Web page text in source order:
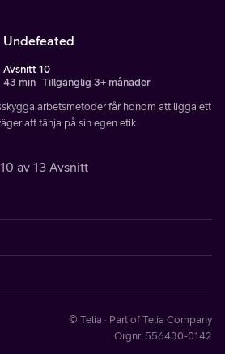
Undefeated
Avsnitt 10
43 min Tillgänglig 3+ månader
arbetsmetoder får honom att ligga ett
att tänja på sin egen etik.
10 av 13 Avsnitt
© Telia · Part of Telia Company
Orgnr. 556430-0142